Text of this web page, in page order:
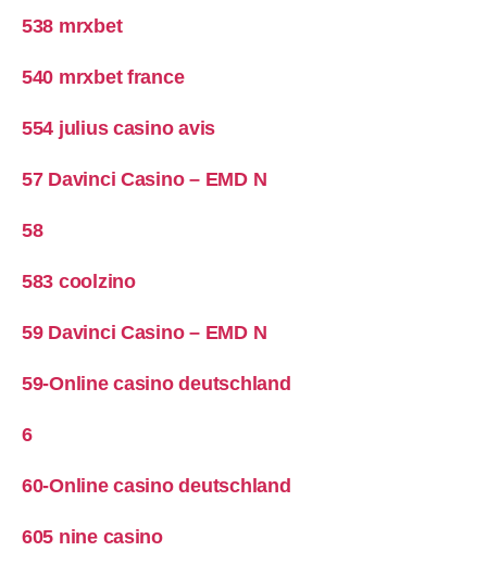
538 mrxbet
540 mrxbet france
554 julius casino avis
57 Davinci Casino – EMD N
58
583 coolzino
59 Davinci Casino – EMD N
59-Online casino deutschland
6
60-Online casino deutschland
605 nine casino